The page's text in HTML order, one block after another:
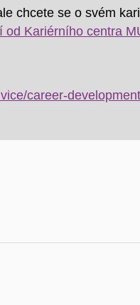
chcete se o svém
od Kariérního centra
career-